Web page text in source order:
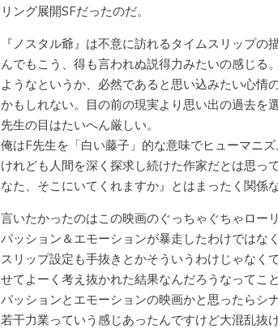
リング展開SFだったのだ。
『ノスタル爺』は不意に訪れるタイムスリップの
んでもこう、得も言われぬ説得力みたいの感じる
ようなというか、必然であると思い込みたい心情
かもしれない。目の前の現実より思い出の過去を
先生の目はたいへん厳しい。
俺はF先生を「白い藤子」的な意味でヒューマニ
けれども人間を深く探求し続けた作家だとは思っ
なた、そこにいてくれますか』とはまったく関係な
言いたかったのはこの映画のぐっちゃぐちゃロー
パッション＆エモーションが暴走したわけではな
スリップ設定も手抜きとかそういうわけじゃなく
せてよーく考え抜かれた結果なんだろうなってこと
パッションとエモーションの映画かと思ったらシ
若干力業っていう感じあったんですけど大混乱抜